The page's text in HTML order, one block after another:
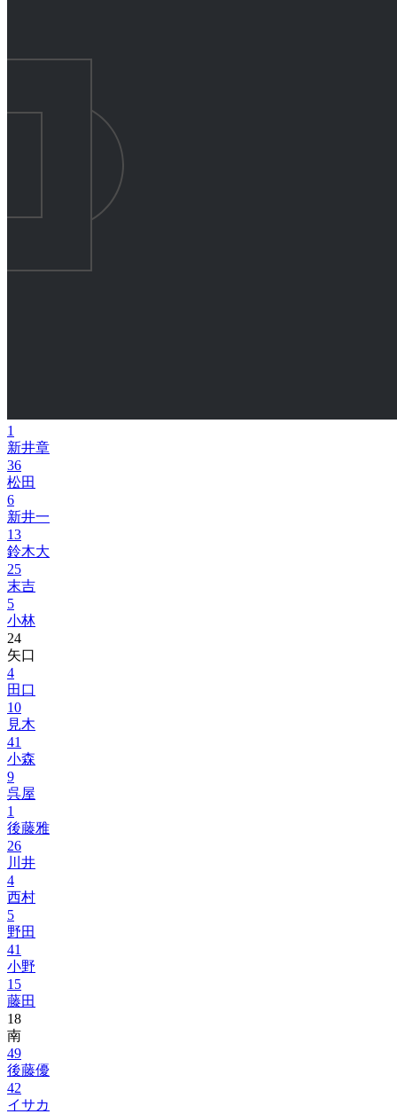
1
新井章
36
松田
6
新井一
13
鈴木大
25
末吉
5
小林
24
矢口
4
田口
10
見木
41
小森
9
呉屋
1
後藤雅
26
川井
4
西村
5
野田
41
小野
15
藤田
18
南
49
後藤優
42
イサカ